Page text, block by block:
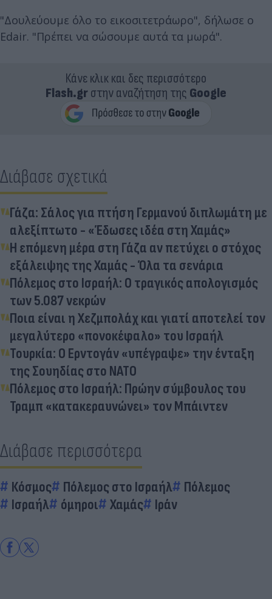
"Δουλεύουμε όλο το εικοσιτετράωρο", δήλωσε ο
Edair. "Πρέπει να σώσουμε αυτά τα μωρά".
Κάνε κλικ και δες περισσότερο
Flash.grστην αναζήτηση της Google
Διάβασε σχετικά
Γάζα: Σάλος για πτήση Γερμανού διπλωμάτη με
αλεξίπτωτο - «Έδωσες ιδέα στη Χαμάς»
Η επόμενη μέρα στη Γάζα αν πετύχει ο στόχος
εξάλειψης της Χαμάς - Όλα τα σενάρια
Πόλεμος στο Ισραήλ: Ο τραγικός απολογισμός
των 5.087 νεκρών
Ποια είναι η Χεζμπολάχ και γιατί αποτελεί τον
μεγαλύτερο «πονοκέφαλο» του Ισραήλ
Τουρκία: Ο Ερντογάν «υπέγραψε» την ένταξη
της Σουηδίας στο ΝΑΤΟ
Πόλεμος στο Ισραήλ: Πρώην σύμβουλος του
Τραμπ «κατακεραυνώνει» τον Μπάιντεν
Διάβασε περισσότερα
Κόσμος Πόλεμος στο Ισραήλ
Πόλεμος
Ισραήλ
όμηροι Χαμάς Ιράν